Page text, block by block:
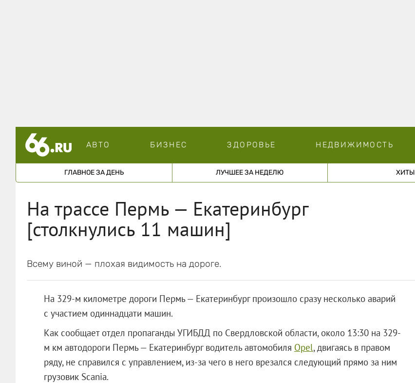
АВТО БИЗНЕС ЗДОРОВЬЕ НЕДВИЖИМОСТЬ
ГЛАВНОЕ ЗА ДЕНЬ ЛУЧШЕЕ ЗА НЕДЕЛЮ ХИТЫ
На трассе Пермь — Екатеринбург
[столкнулись 11 машин]
Всему виной — плохая видимость на дороге.
На 329-м километре дороги Пермь — Екатеринбург произошло сразу несколько аварий
с участием одиннадцати машин.
Как сообщает отдел пропаганды УГИБДД по Свердловской области, около 13:30 на 329-
м км автодороги Пермь — Екатеринбург водитель автомобиля Opel, двигаясь в правом
ряду, не справился c управлением, из-за чего в него врезался следующий прямо за ним
грузовик Scania.